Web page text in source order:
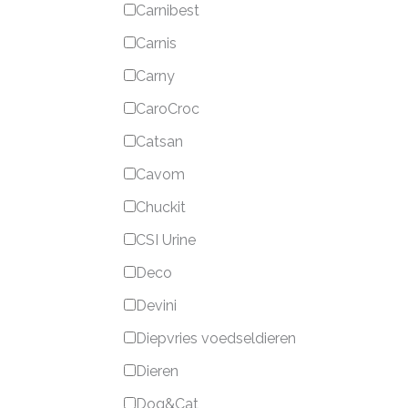
Carnibest
Carnis
Carny
CaroCroc
Catsan
Cavom
Chuckit
CSI Urine
Deco
Devini
Diepvries voedseldieren
Dieren
Dog&Cat